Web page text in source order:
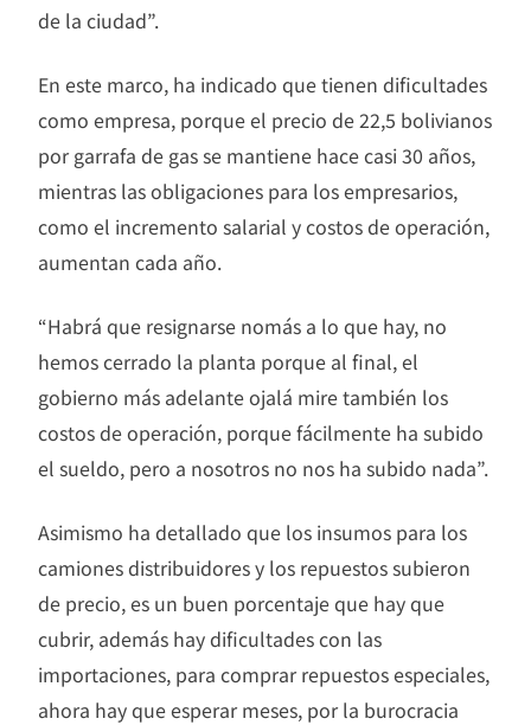
de la ciudad”.
En este marco, ha indicado que tienen dificultades
como empresa, porque el precio de 22,5 bolivianos
por garrafa de gas se mantiene hace casi 30 años,
mientras las obligaciones para los empresarios,
como el incremento salarial y costos de operación,
aumentan cada año.
“Habrá que resignarse nomás a lo que hay, no
hemos cerrado la planta porque al final, el
gobierno más adelante ojalá mire también los
costos de operación, porque fácilmente ha subido
el sueldo, pero a nosotros no nos ha subido nada”.
Asimismo ha detallado que los insumos para los
camiones distribuidores y los repuestos subieron
de precio, es un buen porcentaje que hay que
cubrir, además hay dificultades con las
importaciones, para comprar repuestos especiales,
ahora hay que esperar meses, por la burocracia